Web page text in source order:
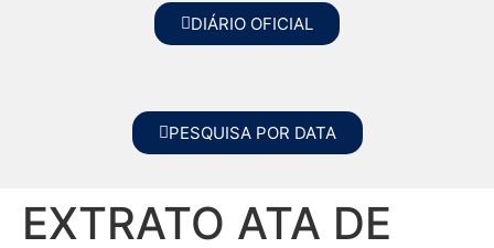
DIÁRIO OFICIAL
PESQUISA POR DATA
EXTRATO ATA DE